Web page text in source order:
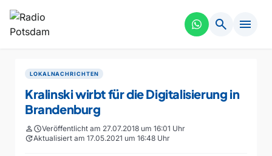
search menu
LOKALNACHRICHTEN
Kralinski wirbt für die Digitalisierung in
Brandenburg
personscheduleVeröffentlicht am 27.07.2018 um 16:01 Uhr
updateAktualisiert am 17.05.2021 um 16:48 Uhr